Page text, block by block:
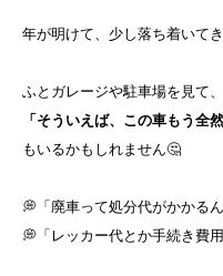
年が明けて、少し落ち着いてき
ふとガレージや駐車場を見て、
「そういえば、この車もう全
もいるかもしれません🤔
💭「廃車って処分代がかかる
💭「レッカー代とか手続き費